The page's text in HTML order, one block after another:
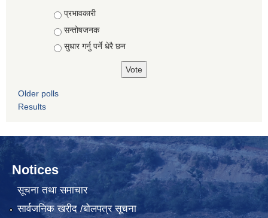
Choices
प्रभावकारी
सन्तोषजनक
सुधार गर्नु पर्ने धेरै छन
Older polls
Results
Notices
सूचना तथा समाचार
सार्वजनिक खरीद /बोलपत्र सूचना